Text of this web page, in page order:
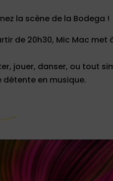
la scène de la Bodega !
de 20h30, Mic Mac
jouer, danser, ou tout
détente en musique.